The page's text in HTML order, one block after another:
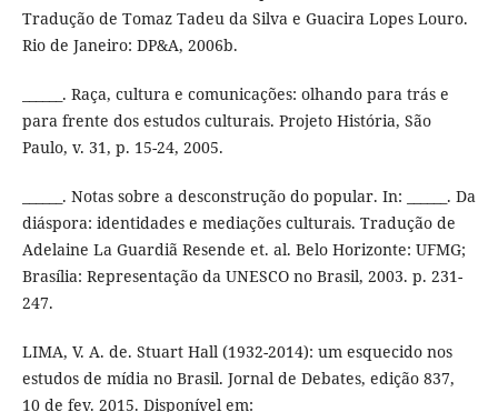
Tradução de Tomaz Tadeu da Silva e Guacira Lopes Louro.
Rio de Janeiro: DP&A, 2006b.
______. Raça, cultura e comunicações: olhando para trás e
para frente dos estudos culturais. Projeto História, São
Paulo, v. 31, p. 15-24, 2005.
______. Notas sobre a desconstrução do popular. In: ______. Da
diáspora: identidades e mediações culturais. Tradução de
Adelaine La Guardiã Resende et. al. Belo Horizonte: UFMG;
Brasília: Representação da UNESCO no Brasil, 2003. p. 231-
247.
LIMA, V. A. de. Stuart Hall (1932-2014): um esquecido nos
estudos de mídia no Brasil. Jornal de Debates, edição 837,
10 de fev. 2015. Disponível em: